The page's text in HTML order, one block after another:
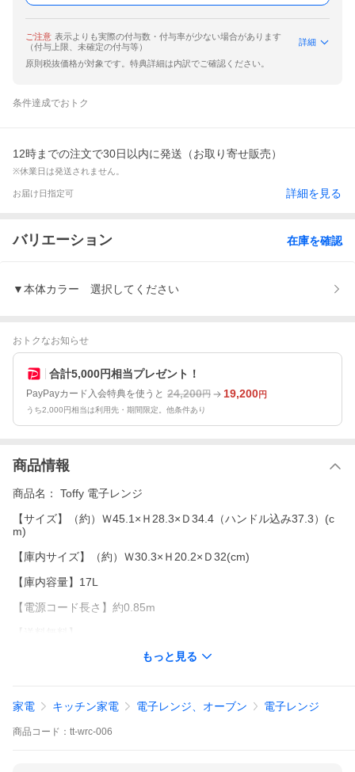
ご注意 表示よりも実際の付与数・付与率が少ない場合があります
（付与上限、未確定の付与等）
詳細
原則税抜価格が対象です。特典詳細は内訳でご確認ください。
条件達成でおトク
12時までの注文で30日以内に発送（お取り寄せ販売）
※休業日は発送されません。
お届け日指定可 詳細を見る
バリエーション 在庫を確認
▼本体カラー 選択してください
おトクなお知らせ
合計5,000円相当プレゼント！
PayPayカード入会特典を使うと 24,200円 19,200円
うち2,000円相当は利用先・期間限定。他条件あり
商品情報
商品名： Toffy 電子レンジ
【サイズ】（約）Ｗ45.1×Ｈ28.3×Ｄ34.4（ハンドル込み37.3）(c
m)
【庫内サイズ】（約）Ｗ30.3×Ｈ20.2×Ｄ32(cm)
【庫内容量】17L
【電源コード長さ】約0.85m
勝手ながらキャンセルさせていただきます。
もっと見る
家電 キッチン家電 電子レンジ、オーブン 電子レンジ
商品 コード： tt-wrc-006